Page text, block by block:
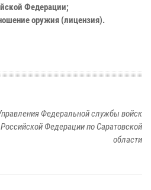
Федерации;
оружия (лицензия).
Федеральной службы войск
Федерации по Саратовской
области